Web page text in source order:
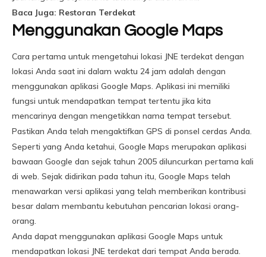
Baca Juga: Restoran Terdekat
Menggunakan Google Maps
Cara pertama untuk mengetahui lokasi JNE terdekat dengan
lokasi Anda saat ini dalam waktu 24 jam adalah dengan
menggunakan aplikasi Google Maps. Aplikasi ini memiliki
fungsi untuk mendapatkan tempat tertentu jika kita
mencarinya dengan mengetikkan nama tempat tersebut.
Pastikan Anda telah mengaktifkan GPS di ponsel cerdas Anda.
Seperti yang Anda ketahui, Google Maps merupakan aplikasi
bawaan Google dan sejak tahun 2005 diluncurkan pertama kali
di web. Sejak didirikan pada tahun itu, Google Maps telah
menawarkan versi aplikasi yang telah memberikan kontribusi
besar dalam membantu kebutuhan pencarian lokasi orang-
orang.
Anda dapat menggunakan aplikasi Google Maps untuk
mendapatkan lokasi JNE terdekat dari tempat Anda berada.